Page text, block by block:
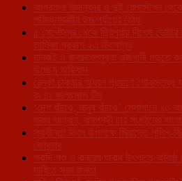
আগরতলা বিমানবন্দর ও দুই রেলস্টেশন
পরিবহনমন্ত্রীর উচ্চপর্যায়ের বৈঠক
৫ সেপ্টেম্বর থেকে ত্রিপুরায় বিশেষ
তালিকা প্রকাশ ২৩ ডিসেম্বর
যানজট ও জবরদখলমুক্ত রাজধানী গড়তে
উচ্ছেদ অভিযান
রেনুকা চাকমার অকাল প্রয়াণে শোকস্তব্ধ
রং ঢং কালচারাল টিম
‘দেশ বাঁচাও, মানুষ বাঁচাও’ স্লোগানে
করার আহ্বান, বামপন্থী চার সংগঠনের
স্বাধীনতা দিবস উপলক্ষে সিমান্তে
জোরদার
গবাদি পশু ও বানরের অবাধ উৎপাতে
দাবিতে সরব জনতা